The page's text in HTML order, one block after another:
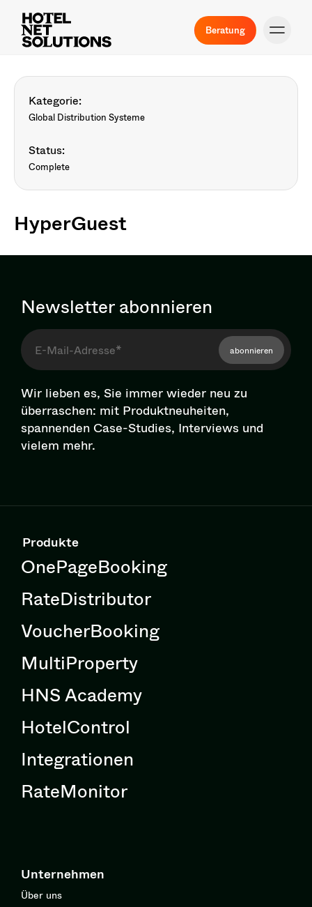
Beratung
Kategorie:
Global Distribution Systeme
Status:
Complete
HyperGuest
Newsletter abonnieren
abonnieren
Wir lieben es, Sie immer wieder neu zu
überraschen: mit Pro­dukt­neu­hei­ten,
spannenden Case-Studies, Interviews und
vielem mehr.
Produkte
OnePageBooking
RateDistributor
VoucherBooking
MultiProperty
HNS Academy
HotelControl
Integrationen
RateMonitor
Unternehmen
Über uns